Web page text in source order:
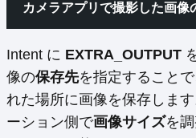
カメラアプリで撮影した画像
Intent に EXTRA_OUTPUT
像の保存先を指定すること
れた場所に画像を保存しま
ーション側で画像サイズを調